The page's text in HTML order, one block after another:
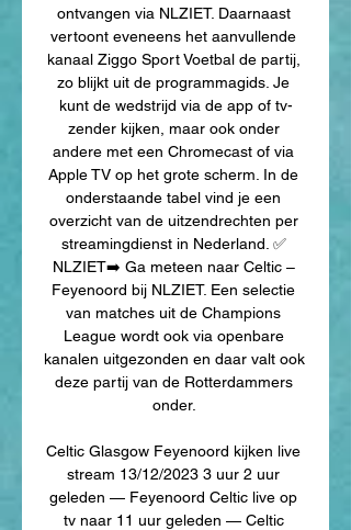
ontvangen via NLZIET. Daarnaast
vertoont eveneens het aanvullende
kanaal Ziggo Sport Voetbal de partij,
zo blijkt uit de programmagids. Je
kunt de wedstrijd via de app of tv-
zender kijken, maar ook onder
andere met een Chromecast of via
Apple TV op het grote scherm. In de
onderstaande tabel vind je een
overzicht van de uitzendrechten per
streamingdienst in Nederland. ✅
NLZIET➡️ Ga meteen naar Celtic –
Feyenoord bij NLZIET. Een selectie
van matches uit de Champions
League wordt ook via openbare
kanalen uitgezonden en daar valt ook
deze partij van de Rotterdammers
onder.
Celtic Glasgow Feyenoord kijken live
stream 13/12/2023 3 uur 2 uur
geleden — Feyenoord Celtic live op
tv naar 11 uur geleden — Celtic